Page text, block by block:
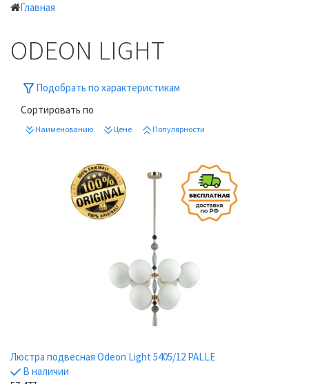
Главная
ODEON LIGHT
Подобрать по характеристикам
Сортировать по
Наименованию Цене Популярности
Люстра подвесная Odeon Light 5405/12 PALLE
В наличии